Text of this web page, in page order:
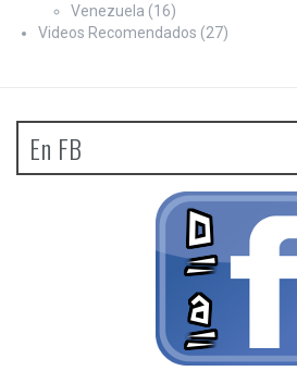
Venezuela (16)
Videos Recomendados (27)
En FB